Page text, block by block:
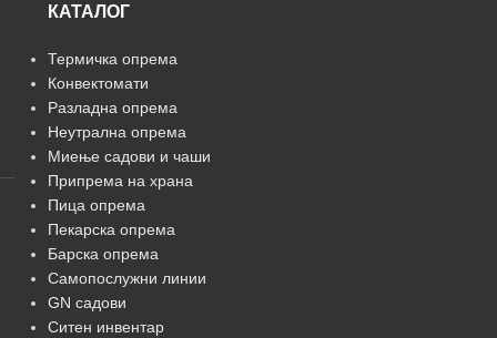
КАТАЛОГ
Термичка опрема
Конвектомати
Разладна опрема
Неутрална опрема
Миење садови и чаши
Припрема на храна
Пица опрема
Пекарска опрема
Барска опрема
Самопослужни линии
GN садови
Ситен инвентар